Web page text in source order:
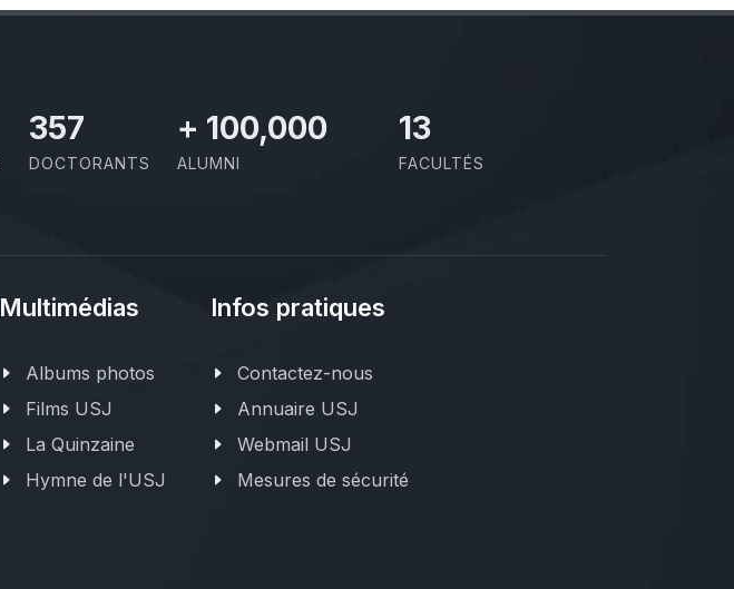
414
DOCTORANTS
+ 100,000
ALUMNI
13
FACULTÉS
Multimédias
Albums photos
Films USJ
La Quinzaine
Hymne de l'USJ
Infos pratiques
Contactez-nous
Annuaire USJ
Webmail USJ
Mesures de sécurité